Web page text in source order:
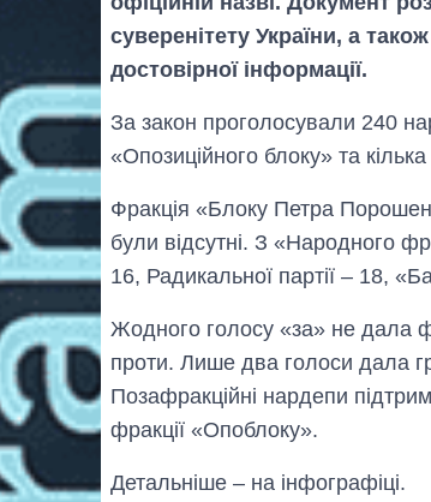
суверенітету України, а
достовірної інформації.
За закон проголосували 240
«Опозиційного блоку» та
Фракція «Блоку Петра
були відсутні. З «Народного
16, Радикальної партії – 18,
Жодного голосу «за» не дала
проти. Лише два голоси дала
Позафракційні нардепи
фракції «Опоблоку».
Детальніше – на інфографіці.